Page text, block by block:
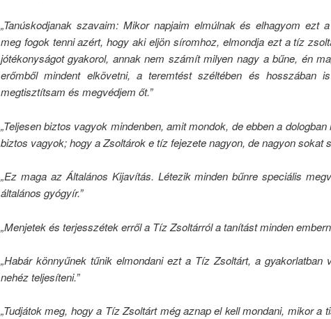
„Tanúskodjanak szavaim: Mikor napjaim elmúlnak és elhagyom ezt
meg fogok tenni azért, hogy aki eljön síromhoz, elmondja ezt a tíz
jótékonyságot gyakorol, annak nem számít milyen nagy a bűne, én
erőmből mindent elkövetni, a teremtést széltében és hosszában
megtisztítsam és megvédjem őt.”
„Teljesen biztos vagyok mindenben, amit mondok, de ebben a
biztos vagyok; hogy a Zsoltárok e tíz fejezete nagyon, de nagyon sokat
„Ez maga az Általános Kijavítás. Létezik minden bűnre speciális
általános gyógyír.”
„Menjetek és terjesszétek erről a Tíz Zsoltárról a tanítást minden
„Habár könnyűnek tűnik elmondani ezt a Tíz Zsoltárt, a gyakorlatban
nehéz teljesíteni.”
„Tudjátok meg, hogy a Tíz Zsoltárt még aznap el kell mondani, mikor a